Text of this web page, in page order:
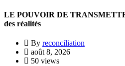
LE POUVOIR DE
des réalités
By reconciliation
août 8, 2026
50 views